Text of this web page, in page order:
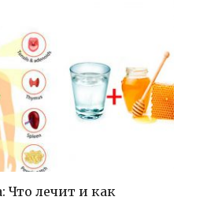
Что лечит и как